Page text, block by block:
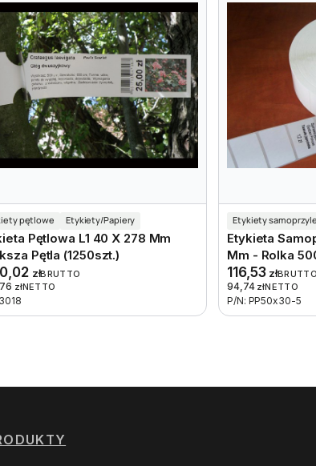
pętlowe Etykiety/Papiery
Pętlowa L1 40 X 278 Mm
Pętla (1250szt.)
złBRUTTO
złNETTO
Etykiety
Etykieta
Mm - Rolka
116,53 złBRUTTO
94,74 złNETTO
P/N: PP50x30-5